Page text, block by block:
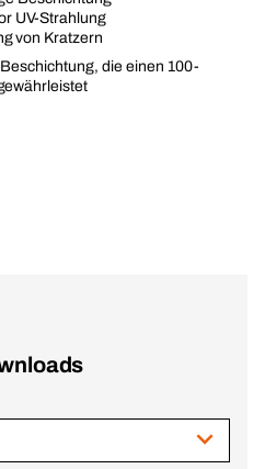
UV-Strahlung
von Kratzern
die einen 100-